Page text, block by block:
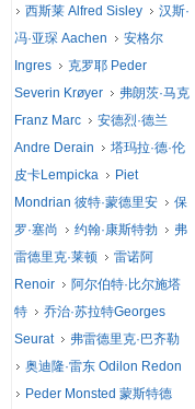
西斯莱 Alfred Sisley
汉斯·
冯·亚琛 Aachen
安格尔
Ingres
克罗耶 Peder
Severin Krøyer
弗朗茨·马克
Franz Marc
安德烈·德兰
Andre Derain
塔玛拉·德·伦
皮卡Lempicka
Piet
Mondrian 彼特·蒙德里安
保
罗·塞尚
约翰·康斯特勃
弗
雷德里克·莱顿
雷诺阿
Renoir
阿尔伯特·比尔施塔
特
乔治·苏拉特Georges
Seurat
弗雷德里克·巴齐勒
奥迪隆·雷东 Odilon Redon
Peder Monsted 蒙斯特德